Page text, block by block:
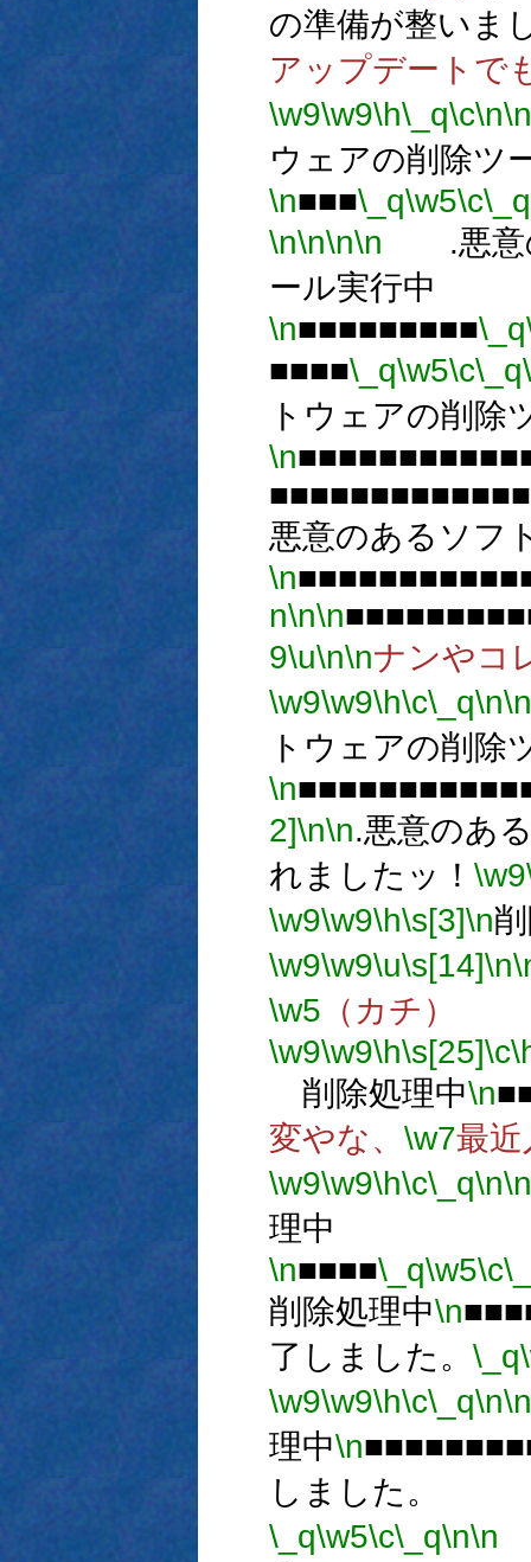
の準備が整いま
アップデートで
\w9\w9\h\_q\c\n\n
ウェアの削除ツ
\n■■■\_q\w5\c\_q
\n\n\n\n .悪意
ール実行中
\n■■■■■■■■■\_q
■■■■\_q\w5\c\_q
トウェアの削除
\n
悪意のあるソフ
\n
n\n\n
9\u\n\nナンやコ
\w9\w9\h\c\_q\n\n
トウェアの削除
\n
2]\n\n.悪意のあ
れましたッ！ \w9
\w9\w9\h\s[3]\n
\w9\w9\u\s[14]\n
\w5 （カチ）
\w9\w9\h\s[25]\c
削除処理中\n
変やな、 \w7最
\w9\w9\h\c\_q\n\n
理中
\n■■■■\_q\w5\c
削除処理中\n
了しました。 \_q
\w9\w9\h\c\_q\n\n
理中\n
しました。
\_q\w5\c\_q\n\n